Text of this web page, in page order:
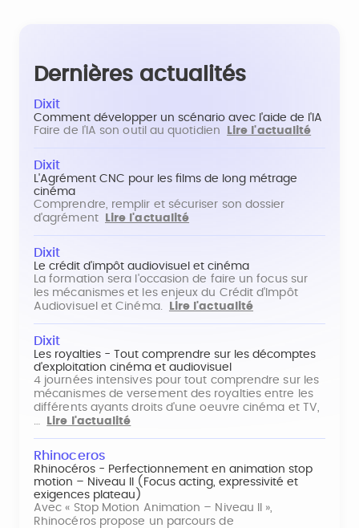
Dernières actualités
Dixit
Comment développer un scénario avec l'aide de l'IA
Faire de l'IA son outil au quotidien
Lire l'actualité
Dixit
L'Agrément CNC pour les films de long métrage
cinéma
Comprendre, remplir et sécuriser son dossier
d'agrément
Lire l'actualité
Dixit
Le crédit d'impôt audiovisuel et cinéma
La formation sera l'occasion de faire un focus sur
les mécanismes et les enjeux du Crédit d'Impôt
Audiovisuel et Cinéma.
Lire l'actualité
Dixit
Les royalties - Tout comprendre sur les décomptes
d'exploitation cinéma et audiovisuel
4 journées intensives pour tout comprendre sur les
mécanismes de versement des royalties entre les
différents ayants droits d'une oeuvre cinéma et TV,
…
Lire l'actualité
Rhinoceros
Rhinocéros - Perfectionnement en animation stop
motion – Niveau II (Focus acting, expressivité et
exigences plateau)
Avec « Stop Motion Animation – Niveau II »,
Rhinocéros propose un parcours de